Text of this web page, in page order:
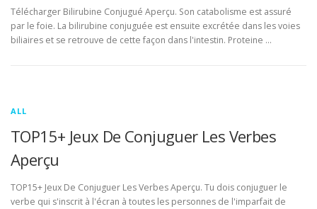
Télécharger Bilirubine Conjugué Aperçu. Son catabolisme est assuré
par le foie. La bilirubine conjuguée est ensuite excrétée dans les voies
biliaires et se retrouve de cette façon dans l'intestin. Proteine …
ALL
TOP15+ Jeux De Conjuguer Les Verbes
Aperçu
TOP15+ Jeux De Conjuguer Les Verbes Aperçu. Tu dois conjuguer le
verbe qui s'inscrit à l'écran à toutes les personnes de l'imparfait de